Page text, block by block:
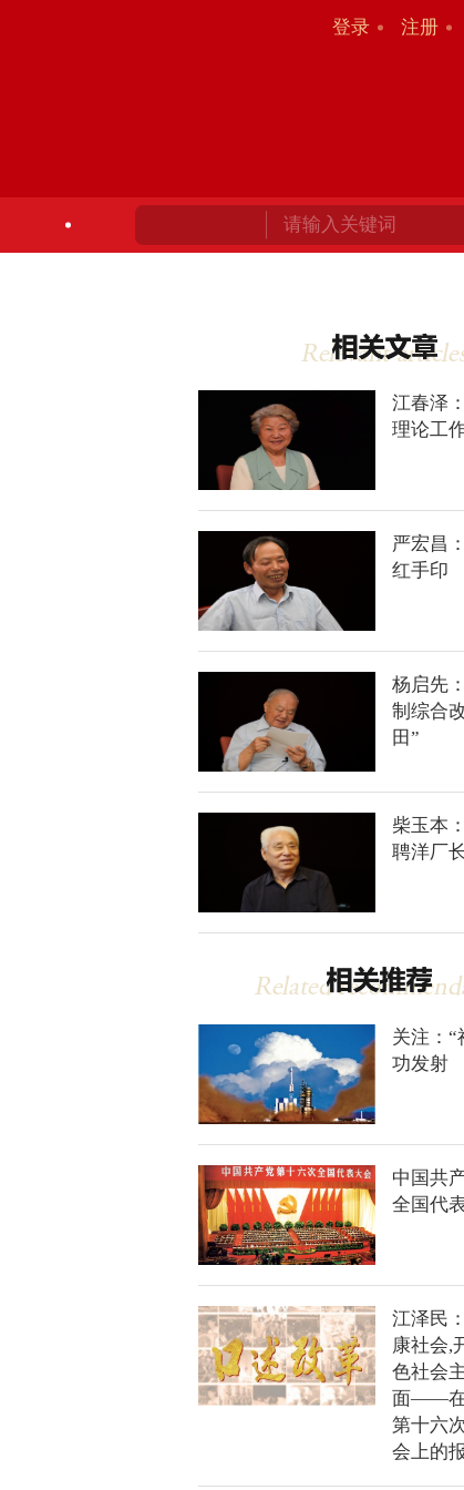
登录 注册
江春泽
理论工
严宏昌
红手印
杨启先
制综合
田”
柴玉本
聘洋厂
关注：“
功发射
中国共
全国代
江泽民
康社会,
色社会
面——在
第十六
会上的